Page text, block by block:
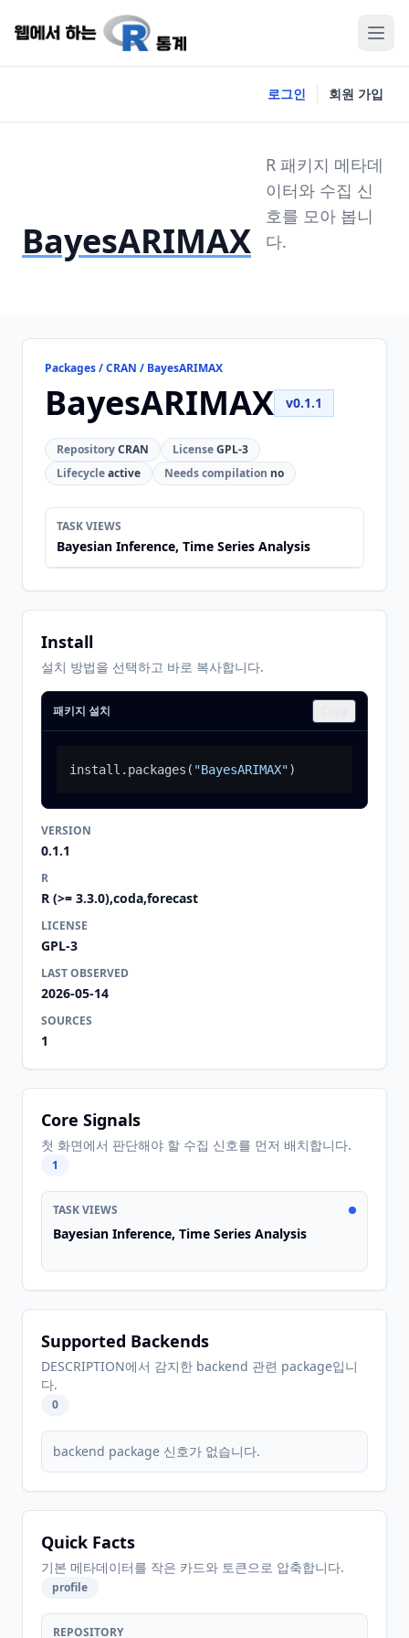
로그인 회원 가입
BayesARIMAX
R 패키지 메타데
이터와 수집 신
호를 모아 봅니
다.
Packages / CRAN / BayesARIMAX
BayesARIMAX v0.1.1
RepositoryCRAN LicenseGPL-3
Lifecycleactive Needs compilation no
TASK VIEWS
Bayesian Inference, Time Series Analysis
Install
설치 방법을 선택하고 바로 복사합니다.
패키지 설치
install.packages ( "BayesARIMAX")
VERSION
0.1.1
R
R (>= 3.3.0),coda,forecast
LICENSE
GPL-3
LAST OBSERVED
2026-05-14
SOURCES
1
Core Signals
첫 화면에서 판단해야 할 수집 신호를 먼저 배치합니다.
1
TASK VIEWS
Bayesian Inference, Time Series Analysis
Supported Backends
DESCRIPTION에서 감지한 backend 관련 package입니
다.
0
backend package 신호가 없습니다.
Quick Facts
기본 메타데이터를 작은 카드와 토큰으로 압축합니다.
profile
REPOSITORY